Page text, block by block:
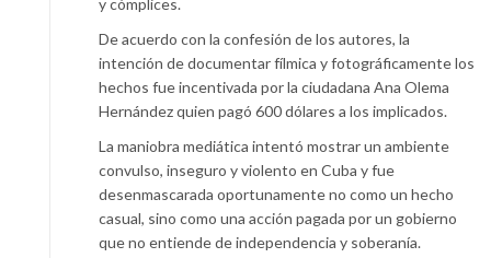
De acuerdo con la confesión de los autores, la
intención de documentar fílmica y fotográficamente los
hechos fue incentivada por la ciudadana Ana Olema
Hernández quien pagó 600 dólares a los implicados.
La maniobra mediática intentó mostrar un ambiente
convulso, inseguro y violento en Cuba y fue
desenmascarada oportunamente no como un hecho
casual, sino como una acción pagada por un gobierno
que no entiende de independencia y soberanía.